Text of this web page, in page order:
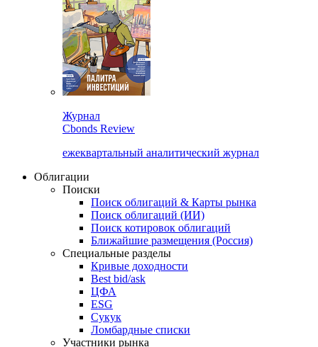
Журнал
Cbonds Review
ежеквартальный аналитический журнал
Облигации
Поиски
Поиск облигаций & Карты рынка
Поиск облигаций (ИИ)
Поиск котировок облигаций
Ближайшие размещения (Россия)
Специальные разделы
Кривые доходности
Best bid/ask
ЦФА
ESG
Сукук
Ломбардные списки
Участники рынка